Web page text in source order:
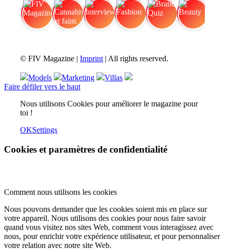
© FIV Magazine |Imprint | All rights reserved.
Models Marketing
Villas
Faire défiler vers le haut
Nous utilisons Cookies pour améliorer le magazine pour
toi !
OKSettings
Cookies et paramètres de confidentialité
Comment nous utilisons les cookies
Nous pouvons demander que les cookies soient mis en place sur
votre appareil. Nous utilisons des cookies pour nous faire savoir
quand vous visitez nos sites Web, comment vous interagissez avec
nous, pour enrichir votre expérience utilisateur, et pour personnaliser
votre relation avec notre site Web.